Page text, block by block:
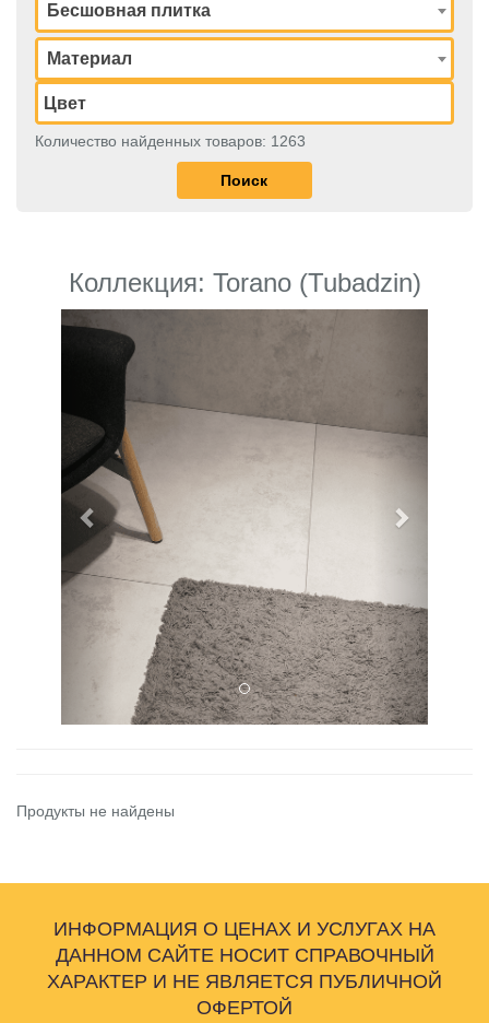
Бесшовная плитка
Материал
Количество найденных товаров: 1263
Коллекция: Torano (Tubadzin)
Previous
Продукты не найдены
ИНФОРМАЦИЯ О ЦЕНАХ И УСЛУГАХ НА
ДАННОМ САЙТЕ НОСИТ СПРАВОЧНЫЙ
ХАРАКТЕР И НЕ ЯВЛЯЕТСЯ ПУБЛИЧНОЙ
ОФЕРТОЙ